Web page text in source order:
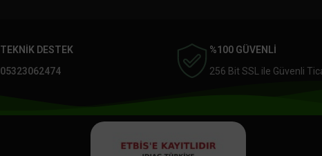
TEKNİK DESTEK
05323062474
%100 GÜVENLİ
256 Bit SSL ile Güvenli